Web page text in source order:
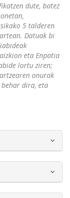
dute, batez
5 talderen
Datuak bi
eta Enpatia
lortu ziren;
onurak
dira, eta